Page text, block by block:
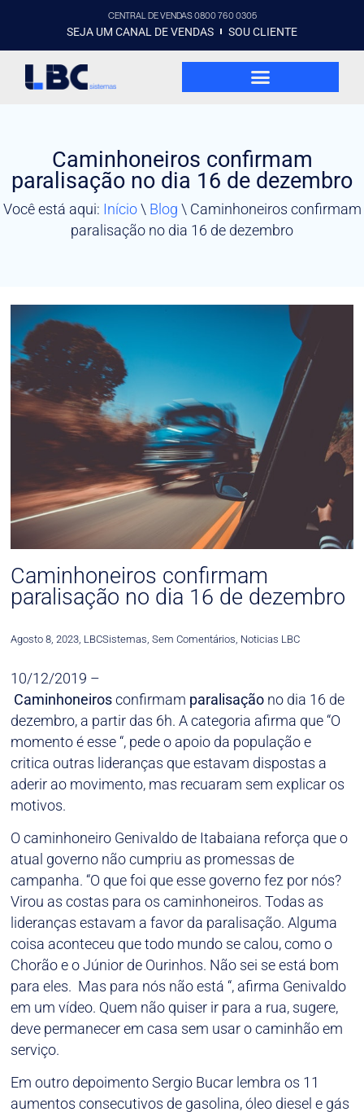
CENTRAL DE VENDAS 0800 760 0305
SEJA UM CANAL DE VENDAS SOU CLIENTE
Caminhoneiros confirmam
paralisação no dia 16 de dezembro
Você está aqui: Início\ Blog \ Caminhoneiros confirmam
paralisação no dia 16 de dezembro
Caminhoneiros confirmam
paralisação no dia 16 de dezembro
Agosto 8, 2023, LBCSistemas, Sem Comentários, Noticias LBC
10/12/2019 –
Caminhoneirosconfirmam paralisação no dia 16 de
dezembro, a partir das 6h. A categoria afirma que “O
momento é esse “, pede o apoio da população e
critica outras lideranças que estavam dispostas a
aderir ao movimento, mas recuaram sem explicar os
motivos.
O caminhoneiro Genivaldo de Itabaiana reforça que o
atual governo não cumpriu as promessas de
campanha. “O que foi que esse governo fez por nós?
Virou as costas para os caminhoneiros. Todas as
lideranças estavam a favor da paralisação. Alguma
coisa aconteceu que todo mundo se calou, como o
Chorão e o Júnior de Ourinhos. Não sei se está bom
para eles. Mas para nós não está “, afirma Genivaldo
em um vídeo. Quem não quiser ir para a rua, sugere,
deve permanecer em casa sem usar o caminhão em
serviço.
Em outro depoimento Sergio Bucar lembra os 11
aumentos consecutivos de gasolina, óleo diesel e gás